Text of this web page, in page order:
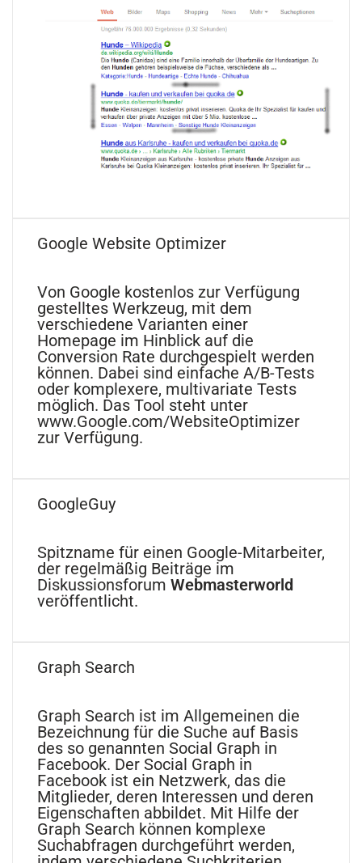
Google Website Optimizer
Von Google kostenlos zur Verfügung
gestelltes Werkzeug, mit dem
verschiedene Varianten einer
Homepage im Hinblick auf die
Conversion Rate durchgespielt werden
können. Dabei sind einfache A/B-Tests
oder komplexere, multivariate Tests
möglich. Das Tool steht unter
www.Google.com/WebsiteOptimizer
zur Verfügung.
GoogleGuy
Spitzname für einen Google-Mitarbeiter,
der regelmäßig Beiträge im
Diskussionsforum Webmasterworld
veröffentlicht.
Graph Search
Graph Search ist im Allgemeinen die
Bezeichnung für die Suche auf Basis
des so genannten Social Graph in
Facebook. Der Social Graph in
Facebook ist ein Netzwerk, das die
Mitglieder, deren Interessen und deren
Eigenschaften abbildet. Mit Hilfe der
Graph Search können komplexe
Suchabfragen durchgeführt werden,